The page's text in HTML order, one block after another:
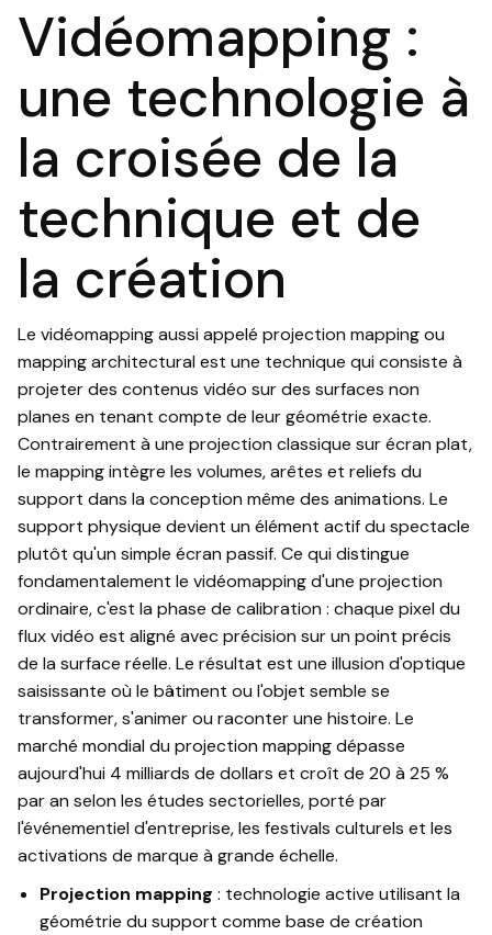
Vidéomapping :
une technologie à
la croisée de la
technique et de
la création
Le vidéomapping aussi appelé projection mapping ou
mapping architectural est une technique qui consiste à
projeter des contenus vidéo sur des surfaces non
planes en tenant compte de leur géométrie exacte.
Contrairement à une projection classique sur écran plat,
le mapping intègre les volumes, arêtes et reliefs du
support dans la conception même des animations. Le
support physique devient un élément actif du spectacle
plutôt qu'un simple écran passif. Ce qui distingue
fondamentalement le vidéomapping d'une projection
ordinaire, c'est la phase de calibration : chaque pixel du
flux vidéo est aligné avec précision sur un point précis
de la surface réelle. Le résultat est une illusion d'optique
saisissante où le bâtiment ou l'objet semble se
transformer, s'animer ou raconter une histoire. Le
marché mondial du projection mapping dépasse
aujourd'hui 4 milliards de dollars et croît de 20 à 25 %
par an selon les études sectorielles, porté par
l'événementiel d'entreprise, les festivals culturels et les
activations de marque à grande échelle.
Projection mapping : technologie active utilisant la
géométrie du support comme base de création